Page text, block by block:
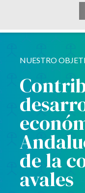
NUESTRO
de la
avales